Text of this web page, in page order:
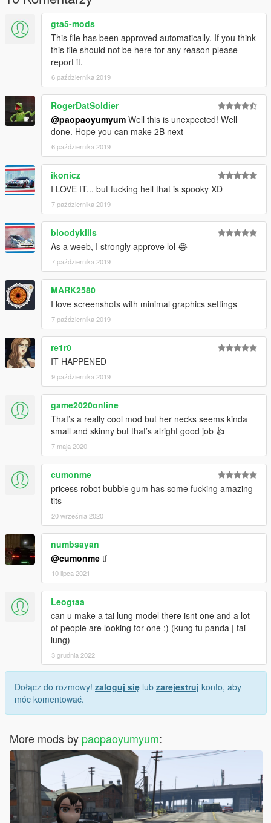
gta5-mods
This file has been approved automatically. If you think
this file should not be here for any reason please
report it.
6 października 2019
RogerDatSoldier
@paopaoyumyum Well this is unexpected! Well
done. Hope you can make 2B next
6 października 2019
ikonicz
I LOVE IT... but fucking hell that is spooky XD
7 października 2019
bloodykills
As a weeb, I strongly approve lol 😂
7 października 2019
MARK2580
I love screenshots with minimal graphics settings
7 października 2019
re1r0
IT HAPPENED
9 października 2019
game2020online
That’s a really cool mod but her necks seems kinda
small and skinny but that’s alright good job 👍
7 maja 2020
cumonme
pricess robot bubble gum has some fucking amazing
tits
20 września 2020
numbsayan
@cumonme tf
10 lipca 2021
Leogtaa
can u make a tai lung model there isnt one and a lot
of people are looking for one :) (kung fu panda | tai
lung)
3 grudnia 2022
Dołącz do rozmowy! zaloguj się lub zarejestruj konto, aby
móc komentować.
More mods by paopaoyumyum: